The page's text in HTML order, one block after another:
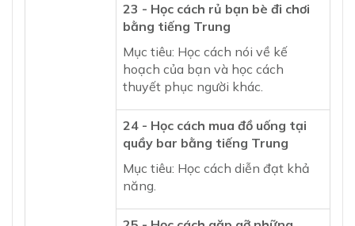
23 - Học cách rủ bạn bè đi chơi
bằng tiếng Trung
Mục tiêu: Học cách nói về kế
hoạch của bạn và học cách
thuyết phục người khác.
24 - Học cách mua đồ uống tại
quầy bar bằng tiếng Trung
Mục tiêu: Học cách diễn đạt khả
năng.